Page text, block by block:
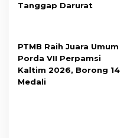
Tanggap Darurat
PTMB Raih Juara Umum
Porda VII Perpamsi
Kaltim 2026, Borong 14
Medali